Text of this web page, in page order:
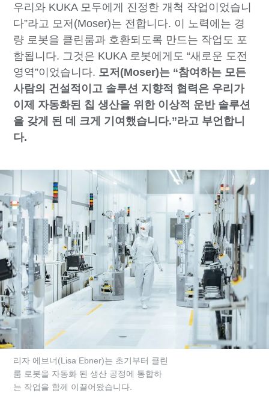
우리와 KUKA 모두에게 진정한 개척 작업이었습니
다”라고 모저(Moser)는 전합니다. 이 노력에는 경
량 로봇을 클린룸과 호환되도록 만드는 작업도 포
함됩니다. 그것은 KUKA 로봇에게도 “새로운 도전
영역”이었습니다. 모저(Moser)는 “참여하는 모든
사람의 건설적이고 솔루션 지향적 협력은 우리가
이제 자동화된 칩 생산을 위한 이상적 운반 솔루션
을 갖게 된 데 크게 기여했습니다.”라고 부언합니
다.
리자 에브너(Lisa Ebner)는 초기부터 클린
룸 로봇을 자동화 된 생산 공정에 통합하
는 작업을 함께 이끌어왔습니다.